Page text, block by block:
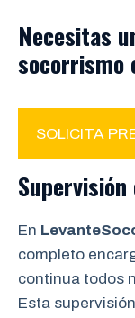
Necesitas
socorrismo
SOLICITA
En
completo
continua todos
Esta